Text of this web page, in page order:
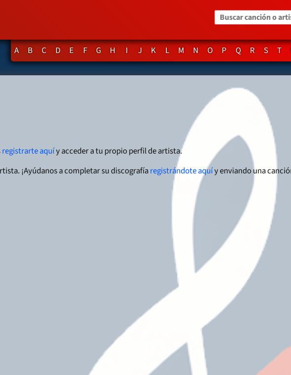
Buscar canción o
A B C D E F G H I J K L M N O P Q R S T
registrarte aquíy acceder a tu propio perfil de artista.
¡Ayúdanos a completar su discografíaregistrándote aquíy enviando una